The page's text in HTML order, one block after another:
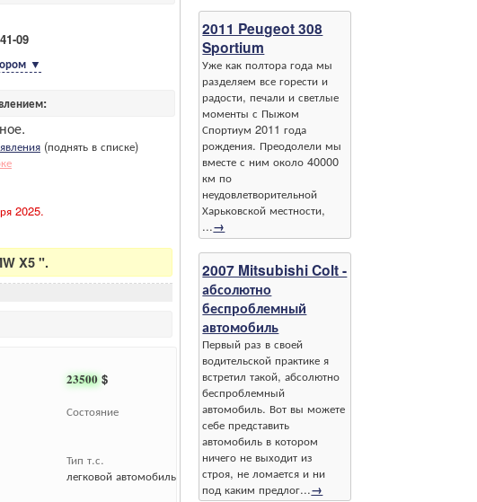
09
▼
(поднять в списке)
2025.
X5 ".
23500 $
Состояние
Тип т.с.
легковой автомобиль
2011 Peugeot 308
Sportium
Уже как полтора года мы
разделяем все горести и
радости, печали и светлые
моменты с Пыжом
Спортиум 2011 года
рождения. Преодолели мы
вместе с ним около 40000
км по
неудовлетворительной
Харьковской местности,
...→
2007 Mitsubishi Colt -
абсолютно
беспроблемный
автомобиль
Первый раз в своей
водительской практике я
встретил такой, абсолютно
беспроблемный
автомобиль. Вот вы можете
себе представить
автомобиль в котором
ничего не выходит из
строя, не ломается и ни
под каким предлог...→